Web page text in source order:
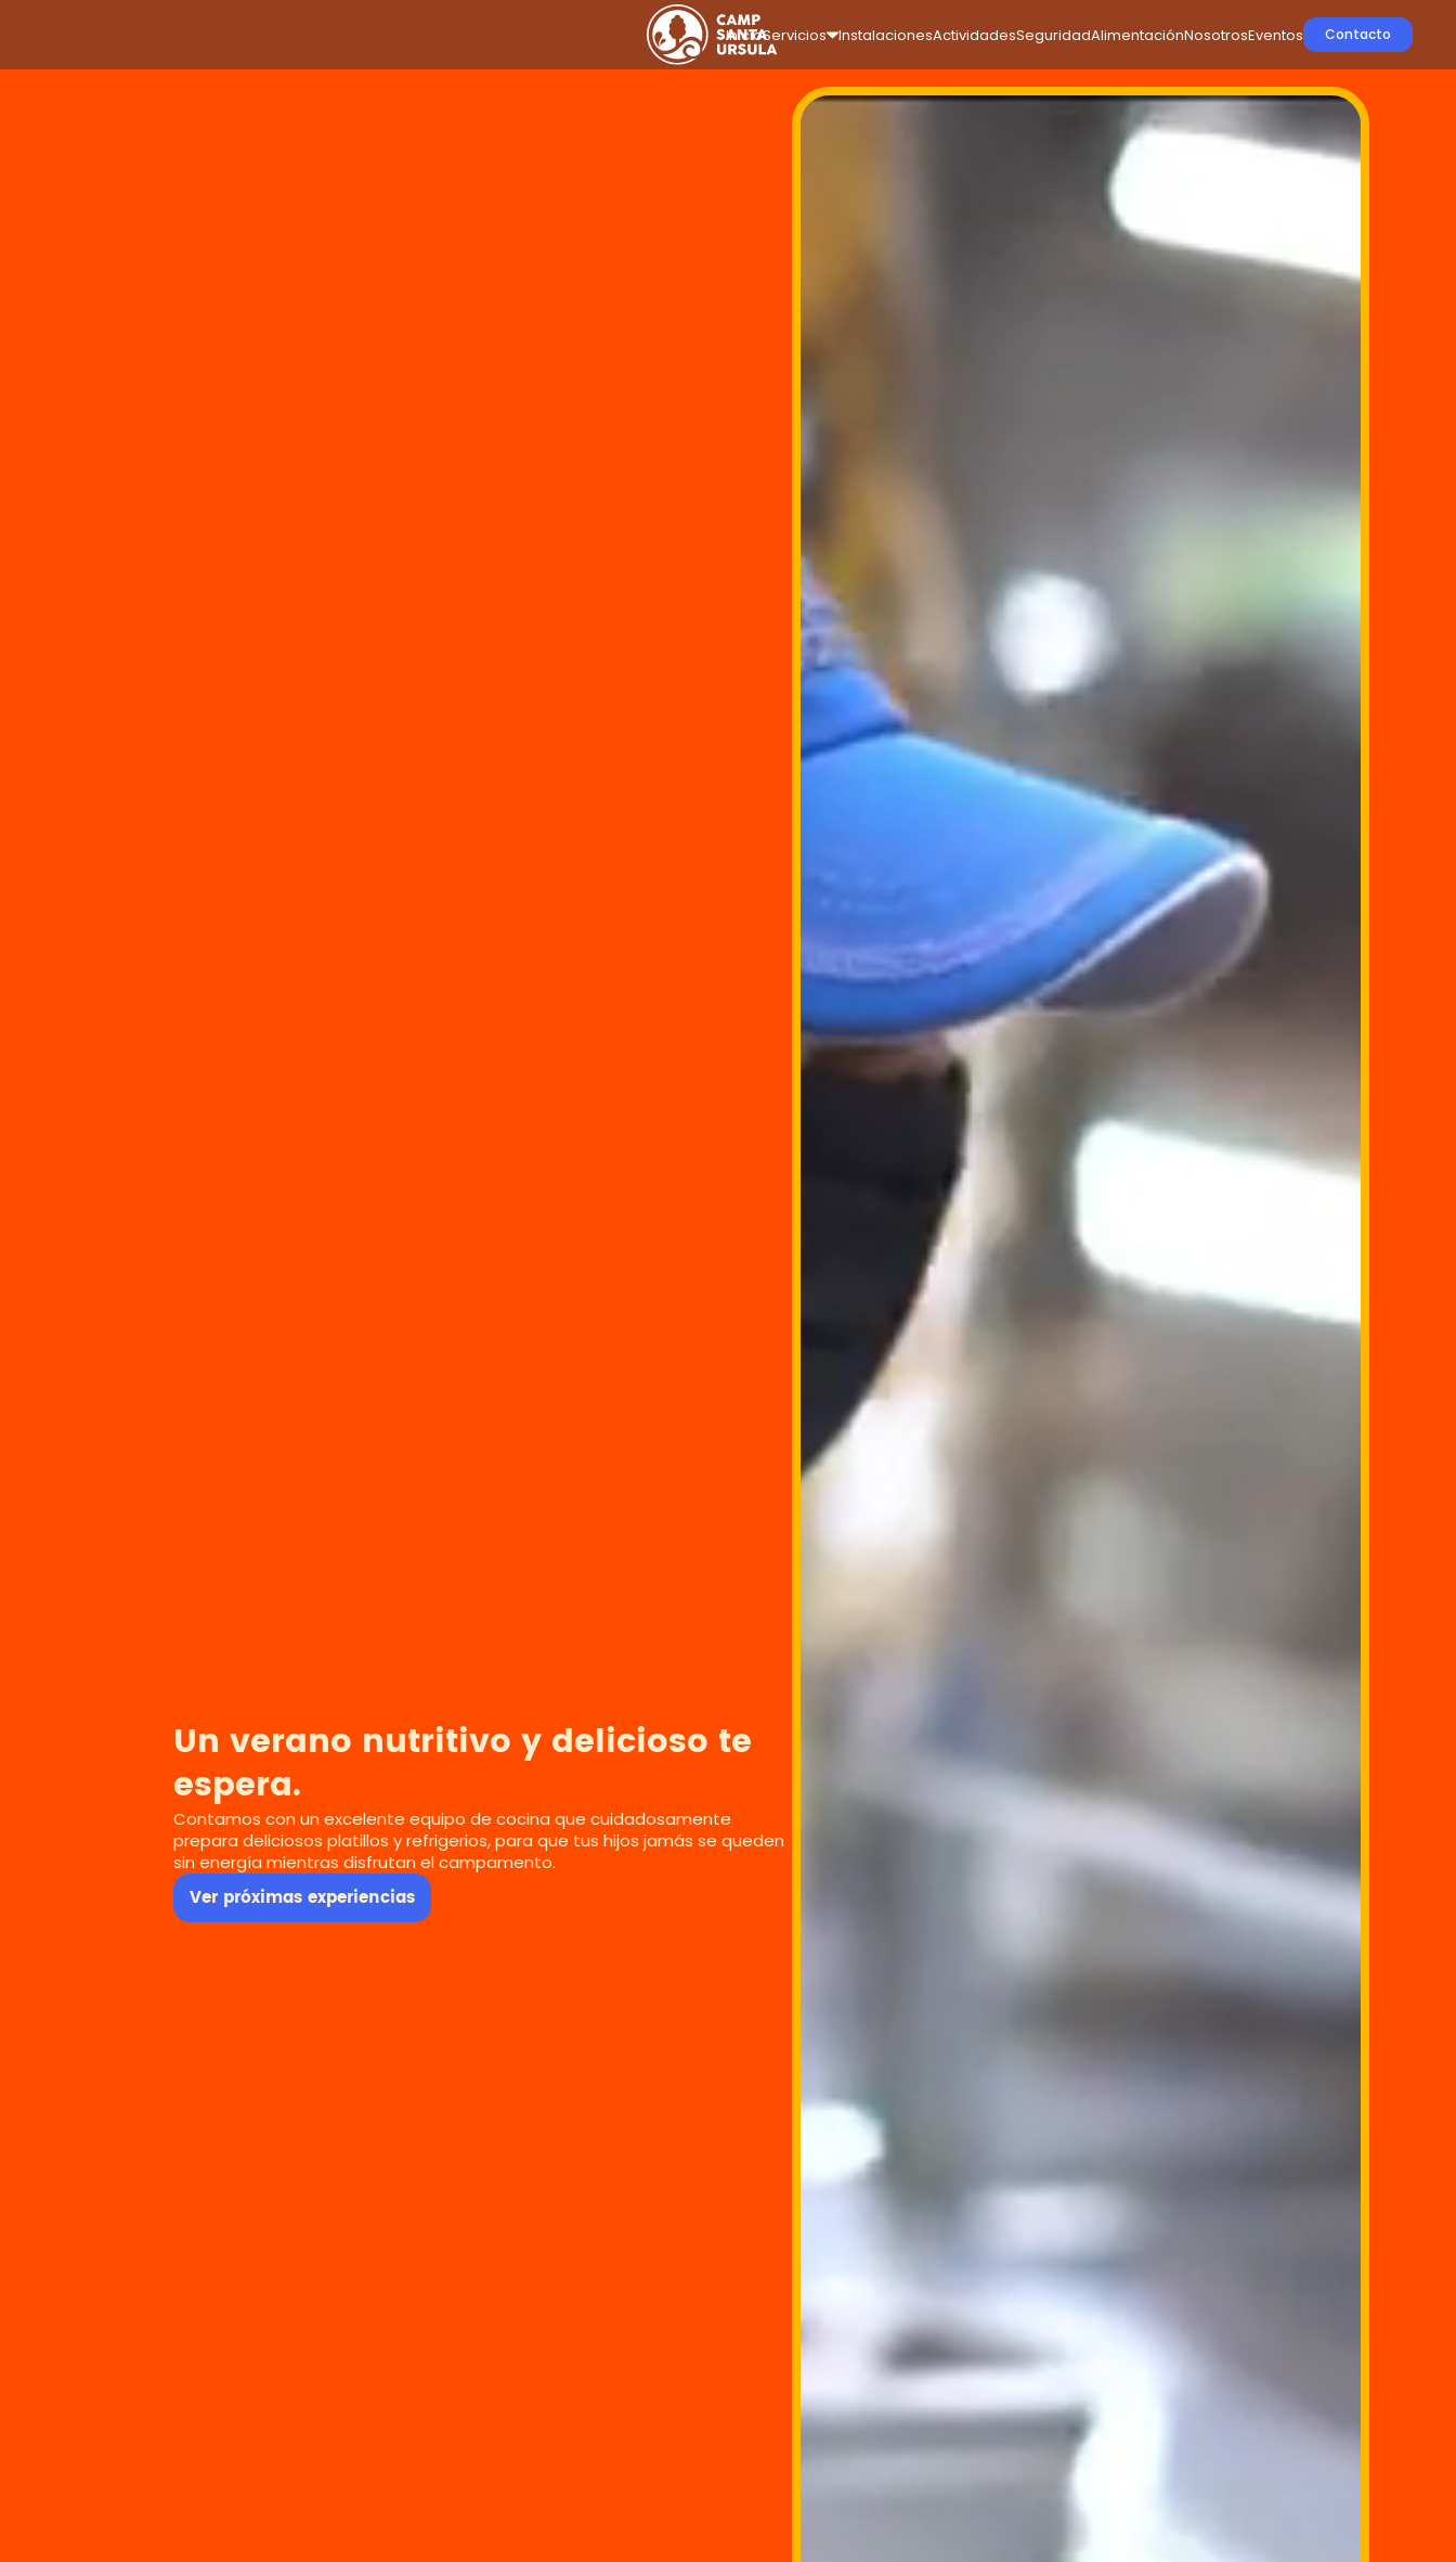
InicioServicios InstalacionesActividadesSeguridadAlimentaciónNosotrosEventos Contacto
Un verano nutritivo y delicioso te
espera.
Contamos con un excelente equipo de cocina que cuidadosamente
prepara deliciosos platillos y refrigerios, para que tus hijos jamás se queden
sin energía mientras disfrutan el campamento.
Ver próximas experiencias